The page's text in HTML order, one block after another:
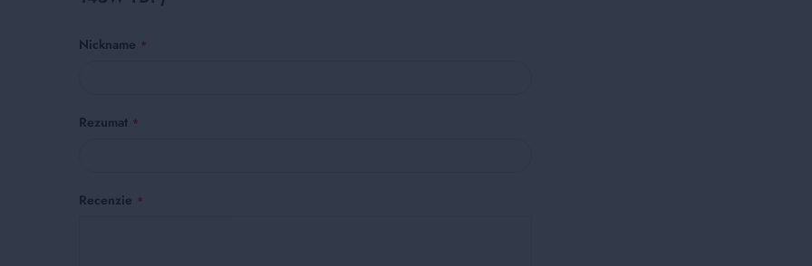
Nickname
Rezumat
Recenzie